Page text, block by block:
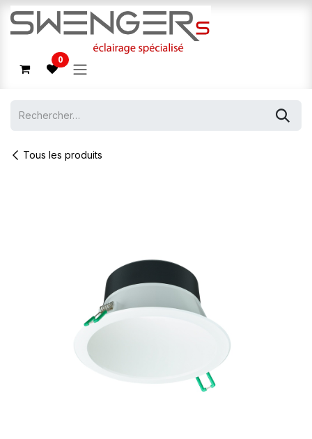
Se rendre au contenu
0
Tous les produits